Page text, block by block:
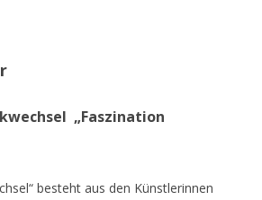
„Faszination
besteht aus den Künstlerinnen